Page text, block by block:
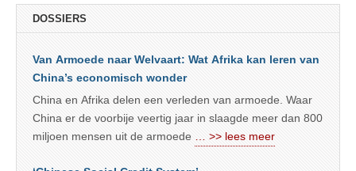
DOSSIERS
Van Armoede naar Welvaart: Wat Afrika kan leren van
China’s economisch wonder
China en Afrika delen een verleden van armoede. Waar
China er de voorbije veertig jaar in slaagde meer dan 800
miljoen mensen uit de armoede … >> lees meer